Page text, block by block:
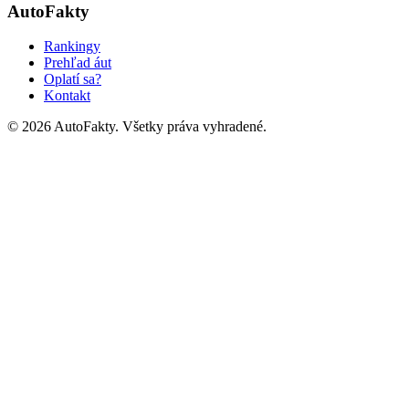
AutoFakty
Rankingy
Prehľad áut
Oplatí sa?
Kontakt
© 2026AutoFakty. Všetky práva vyhradené.